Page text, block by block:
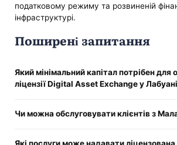
податковому режиму та розвиненій
інфраструктурі.
Поширені запитання
Який мінімальний капітал потрібен для
ліцензії Digital Asset Exchange у
оплачений статутний капітал
Чи можна обслуговувати клієнтів з